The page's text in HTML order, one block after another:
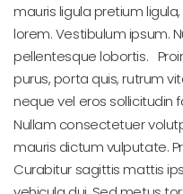
mauris ligula pretium
lorem. Vestibulum ipsum.
pellentesque lobortis.
purus, porta quis, rutrum
neque vel eros sollicitudin
Nullam consectetuer
mauris dictum vulputate.
Curabitur sagittis mattis